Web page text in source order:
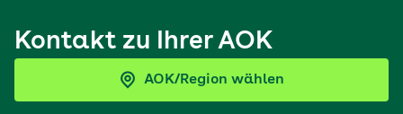
Kontakt zu Ihrer AOK
AOK/Region wählen